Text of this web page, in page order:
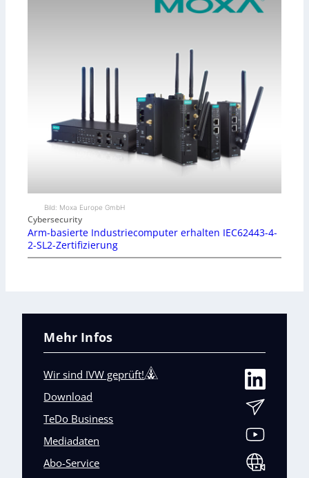
Bild: Moxa Europe GmbH
Cybersecurity
Arm-basierte Industriecomputer erhalten IEC62443-4-
2-SL2-Zertifizierung
Mehr Infos
Wir sind IVW geprüft!
Download
TeDo Business
Mediadaten
Abo-Service